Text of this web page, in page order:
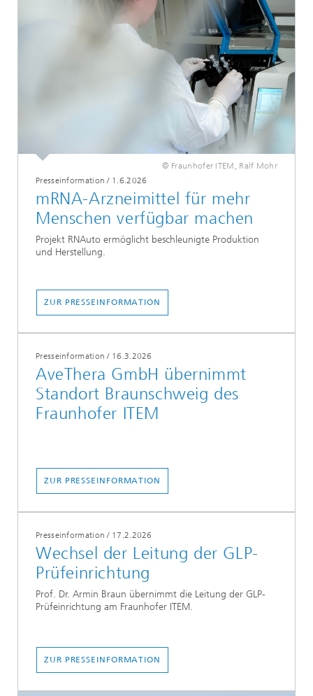
© Fraunhofer ITEM, Ralf Mohr
Presseinformation / 1.6.2026
mRNA-Arzneimittel für mehr
Menschen verfügbar machen
Projekt RNAuto ermöglicht beschleunigte Produktion
und Herstellung.
ZUR PRESSEINFORMATION
Presseinformation / 16.3.2026
AveThera GmbH übernimmt
Standort Braunschweig des
Fraunhofer ITEM
ZUR PRESSEINFORMATION
Presseinformation / 17.2.2026
Wechsel der Leitung der GLP-
Prüfeinrichtung
Prof. Dr. Armin Braun übernimmt die Leitung der GLP-
Prüfeinrichtung am Fraunhofer ITEM.
ZUR PRESSEINFORMATION